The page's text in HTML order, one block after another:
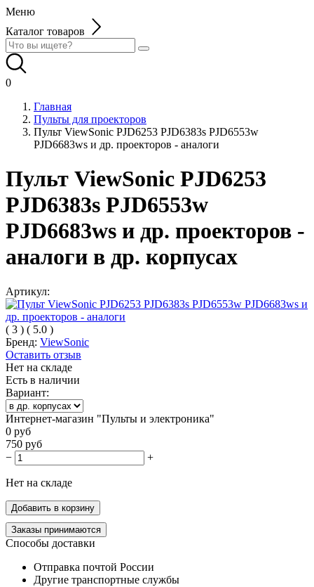
Меню
Каталог товаров
0
Главная
Пульты для проекторов
Пульт ViewSonic PJD6253 PJD6383s PJD6553w
PJD6683ws и др. проекторов - аналоги
Пульт ViewSonic PJD6253
PJD6383s PJD6553w
PJD6683ws и др. проекторов -
аналоги в др. корпусах
Артикул:
( 3 ) ( 5.0 )
Бренд: ViewSonic
Оставить отзыв
Нет на складе
Есть в наличии
Вариант:
Интернет-магазин "Пульты и электроника"
0 руб
750 руб
−
+
Нет на складе
Добавить в корзину
Заказы принимаются
Способы доставки
Отправка почтой России
Другие транспортные службы